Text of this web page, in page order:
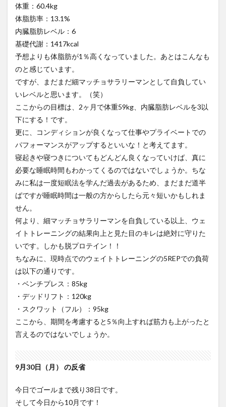
日
（月）
の反省
2.1
10月1
日の
測定
結果
2.2
9月30
日食
べた
もの
リス
2.3
水・
その
他
3
所感
体重：60.4kg
体脂肪率：13.1%
内臓脂肪レベル：6
基礎代謝：1417kcal
予想よりも体脂肪が1％高くなっていました。あとはこんなも
のと感じています。
ですが、まだまだ細マッチョサラリーマンとして自負してい
いレベルと思います。（笑）
ここからの目標は、2ヶ月で体重59kg、内臓脂肪レベルを3以
下にする！です。
更に、コンディションが良くなって仕事やプライベートでの
パフォーマンスがアップするといいな！と考えてます。
寝起きや寝つきについてもどんどん良くなっていけば、真に
必要な睡眠時間もわかってくるのではないでしょうか。ちな
みに私は一度短眠法を学んだ過去があるため、まだまだ道半
ばですが睡眠時間は一般の方からしたら元々短いかもしれま
せん。
何より、細マッチョサラリーマンを自負している以上、ウェ
イトトレーニングの結果向上と見た目のキレは絶対に守りた
いです。しかも脱プロテイン！！
ちなみに、現時点でのウェイトトレーニングの5REPでの負荷
は以下の通りです。
・ベンチプレス：85kg
・デッドリフト：120kg
・スクワット（フル）：95kg
ここから、期間を考慮すると5％向上すれば筋力も上がったと
言えるのではないでしょうか。
9月30日（月） の反省
今日でゴールまで残り38日です。
そして今日から10月です！